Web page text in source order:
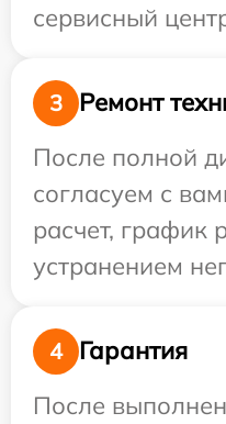
сервисный
3
Ремонт
После полной
согласуем с
расчет, график
устранением
4
Гарантия
После